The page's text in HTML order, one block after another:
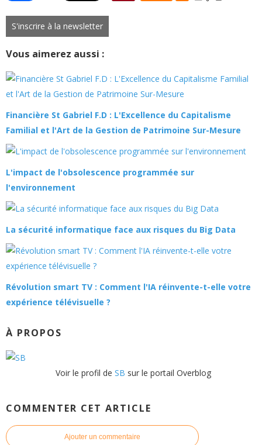
S'inscrire à la newsletter
Vous aimerez aussi :
Financière St Gabriel F.D : L'Excellence du Capitalisme
Familial et l'Art de la Gestion de Patrimoine Sur-Mesure
L'impact de l'obsolescence programmée sur
l'environnement
La sécurité informatique face aux risques du Big Data
Révolution smart TV : Comment l'IA réinvente-t-elle votre
expérience télévisuelle ?
À PROPOS
Voir le profil de SB sur le portail Overblog
COMMENTER CET ARTICLE
Ajouter un commentaire